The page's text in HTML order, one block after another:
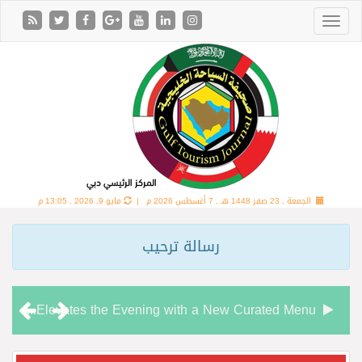
الجمعة , 23 صفر 1448 هـ , 7 أغسطس 2026 م | مايو 9, 2026 , 13:05 م
رسالة ترحيب
Chamas Bar & Cigar Lounge Elevates the Evening with a New Curated Menu
“شاماس” يقدّم تجربة مسائية راقية مع قائمة جديدة مستوحاة من النكهات البرازيلية